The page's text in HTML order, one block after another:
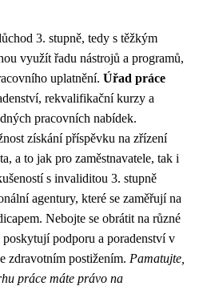
3. stupně, tedy s těžkým
využít řadu nástrojů a programů,
uplatnění. Úřad práce
rekvalifikační kurzy a
pracovních nabídek.
získání příspěvku na zřízení
a to jak pro zaměstnavatele, tak i
s invaliditou 3. stupně
agentury, které se zaměřují na
Nebojte se obrátit na různé
podporu a poradenství v
zdravotním postižením. Pamatujte,
práce máte právo na